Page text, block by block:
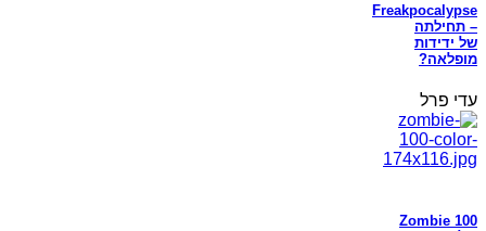
Freakpocalypse
– תחילתה
של ידידות
מופלאה?
עדי פרל
Zombie 100